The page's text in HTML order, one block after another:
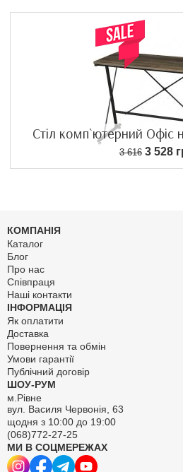
Стіл комп`ютерний Офіс
3 6163 528
КОМПАНІЯ
Каталог
Блог
Про нас
Співпраця
Наші контакти
ІНФОРМАЦІЯ
Як оплатити
Доставка
Повернення та обмін
Умови гарантії
Публічний договір
ШОУ-РУМ
м.Рівне
вул. Василя Червонія, 63
щодня з 10:00 до 19:00
(068)772-27-25
МИ В СОЦМЕРЕЖАХ